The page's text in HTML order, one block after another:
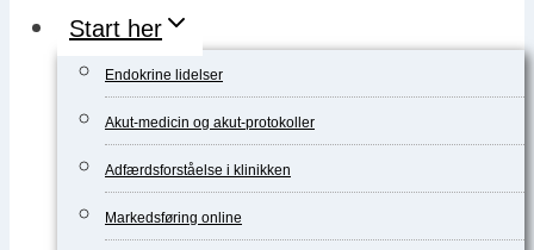
Start her
Endokrine lidelser
Akut-medicin og akut-protokoller
Adfærdsforståelse i klinikken
Markedsføring online